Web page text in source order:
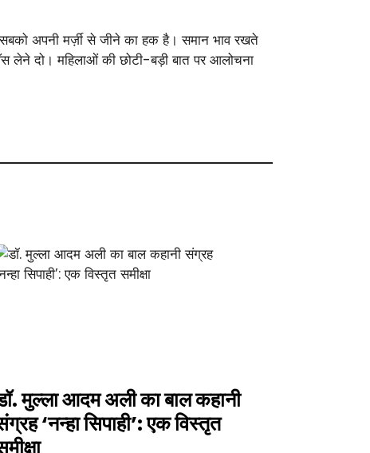
अपनी मर्ज़ी से जीने का हक है। समान भाव रखते
लेने दो। महिलाओं की छोटी-बड़ी बात पर आलोचना
मुल्ला आदम अली का बाल कहानी
‘नन्हा सिपाही’: एक विस्तृत